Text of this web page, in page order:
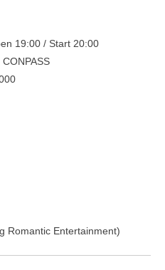
19:00 / Start 20:00
Romantic Entertainment)